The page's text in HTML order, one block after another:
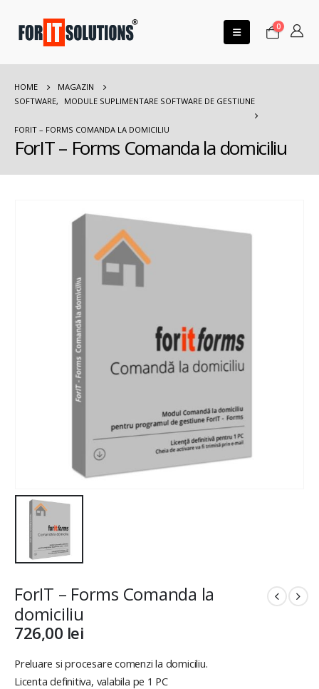
0
HOME
MAGAZIN
SOFTWARE, MODULE SUPLIMENTARE SOFTWARE DE GESTIUNE
FORIT – FORMS COMANDA LA DOMICILIU
ForIT – Forms Comanda la domiciliu
ForIT – Forms Comanda la
domiciliu
726,00 lei
Preluare si procesare comenzi la domiciliu.
Licenta definitiva, valabila pe 1 PC